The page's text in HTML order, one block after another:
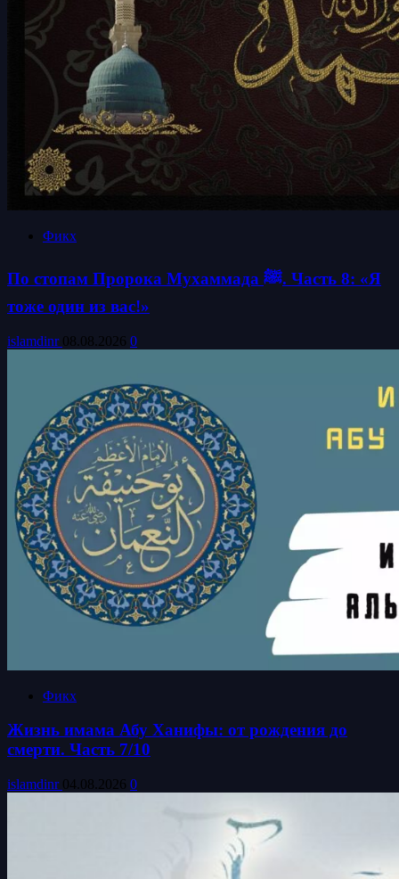
Фикх
По стопам Пророка Мухаммада ﷺ. Часть 8: «Я
тоже один из вас!»
islamdinr 08.08.2026 0
Фикх
Жизнь имама Абу Ханифы: от рождения до
смерти. Часть 7/10
islamdinr 04.08.2026 0